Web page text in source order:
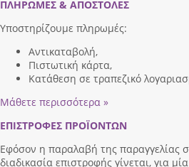
ΠΛΗΡΩΜΕΣ & ΑΠΟΣΤΟΛΕΣ
Υποστηρίζουμε πληρωμές:
Αντικαταβολή,
Πιστωτική κάρτα,
Κατάθεση σε τραπεζικό
Μάθετε περισσότερα »
ΕΠΙΣΤΡΟΦΕΣ ΠΡΟΪΟΝΤΩΝ
Εφόσον η παραλαβή της παραγγελίας
διαδικασία επιστροφής γίνεται, για